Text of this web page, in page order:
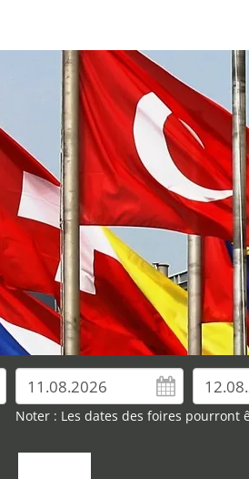
Noter : Les dates des foires pourront